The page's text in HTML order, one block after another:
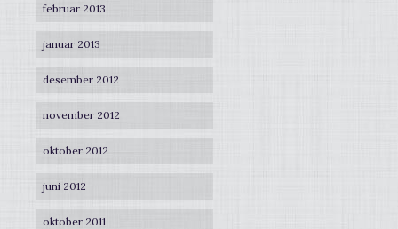
februar 2013
januar 2013
desember 2012
november 2012
oktober 2012
juni 2012
oktober 2011